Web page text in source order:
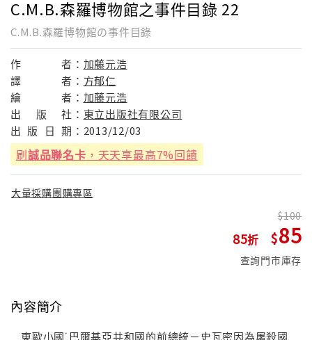
C.M.B.森羅博物館之事件目錄 22
C.M.B.森羅博物館の事件目錄
作 者： 加藤元浩
譯
者： 方郁仁
繪
者： 加藤元浩
出
版 社： 東立出版社有限公司
出 版 日 期： 2013/12/03
刷誠品聯名卡 ，天天享最高7%回饋
大量採購團購專區
85
100
85
查詢門市庫存
內容簡介
東歐小國˙巴爾基亞共和國的前總統－史瓦密因為屠殺國